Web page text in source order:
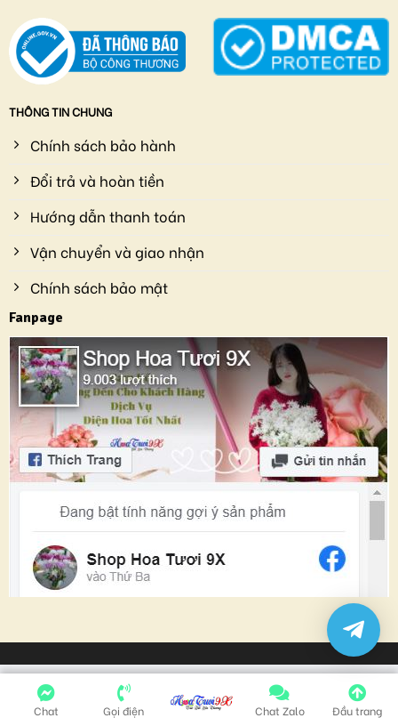
THÔNG TIN CHUNG
Chính sách bảo hành
Đổi trả và hoàn tiền
Hướng dẫn thanh toán
Vận chuyển và giao nhận
Chính sách bảo mật
Fanpage
Chat Gọi điện Chat Zalo Đầu trang